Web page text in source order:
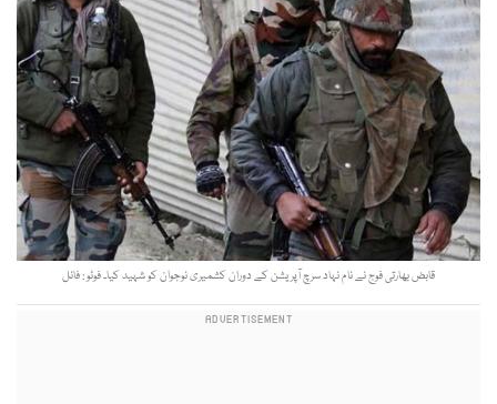
قابض بھارتی فوج نے نام نہاد سرچ آپریشن کے دوران کشمیری نوجوان کو شہید کیا۔ فوٹو : فائل